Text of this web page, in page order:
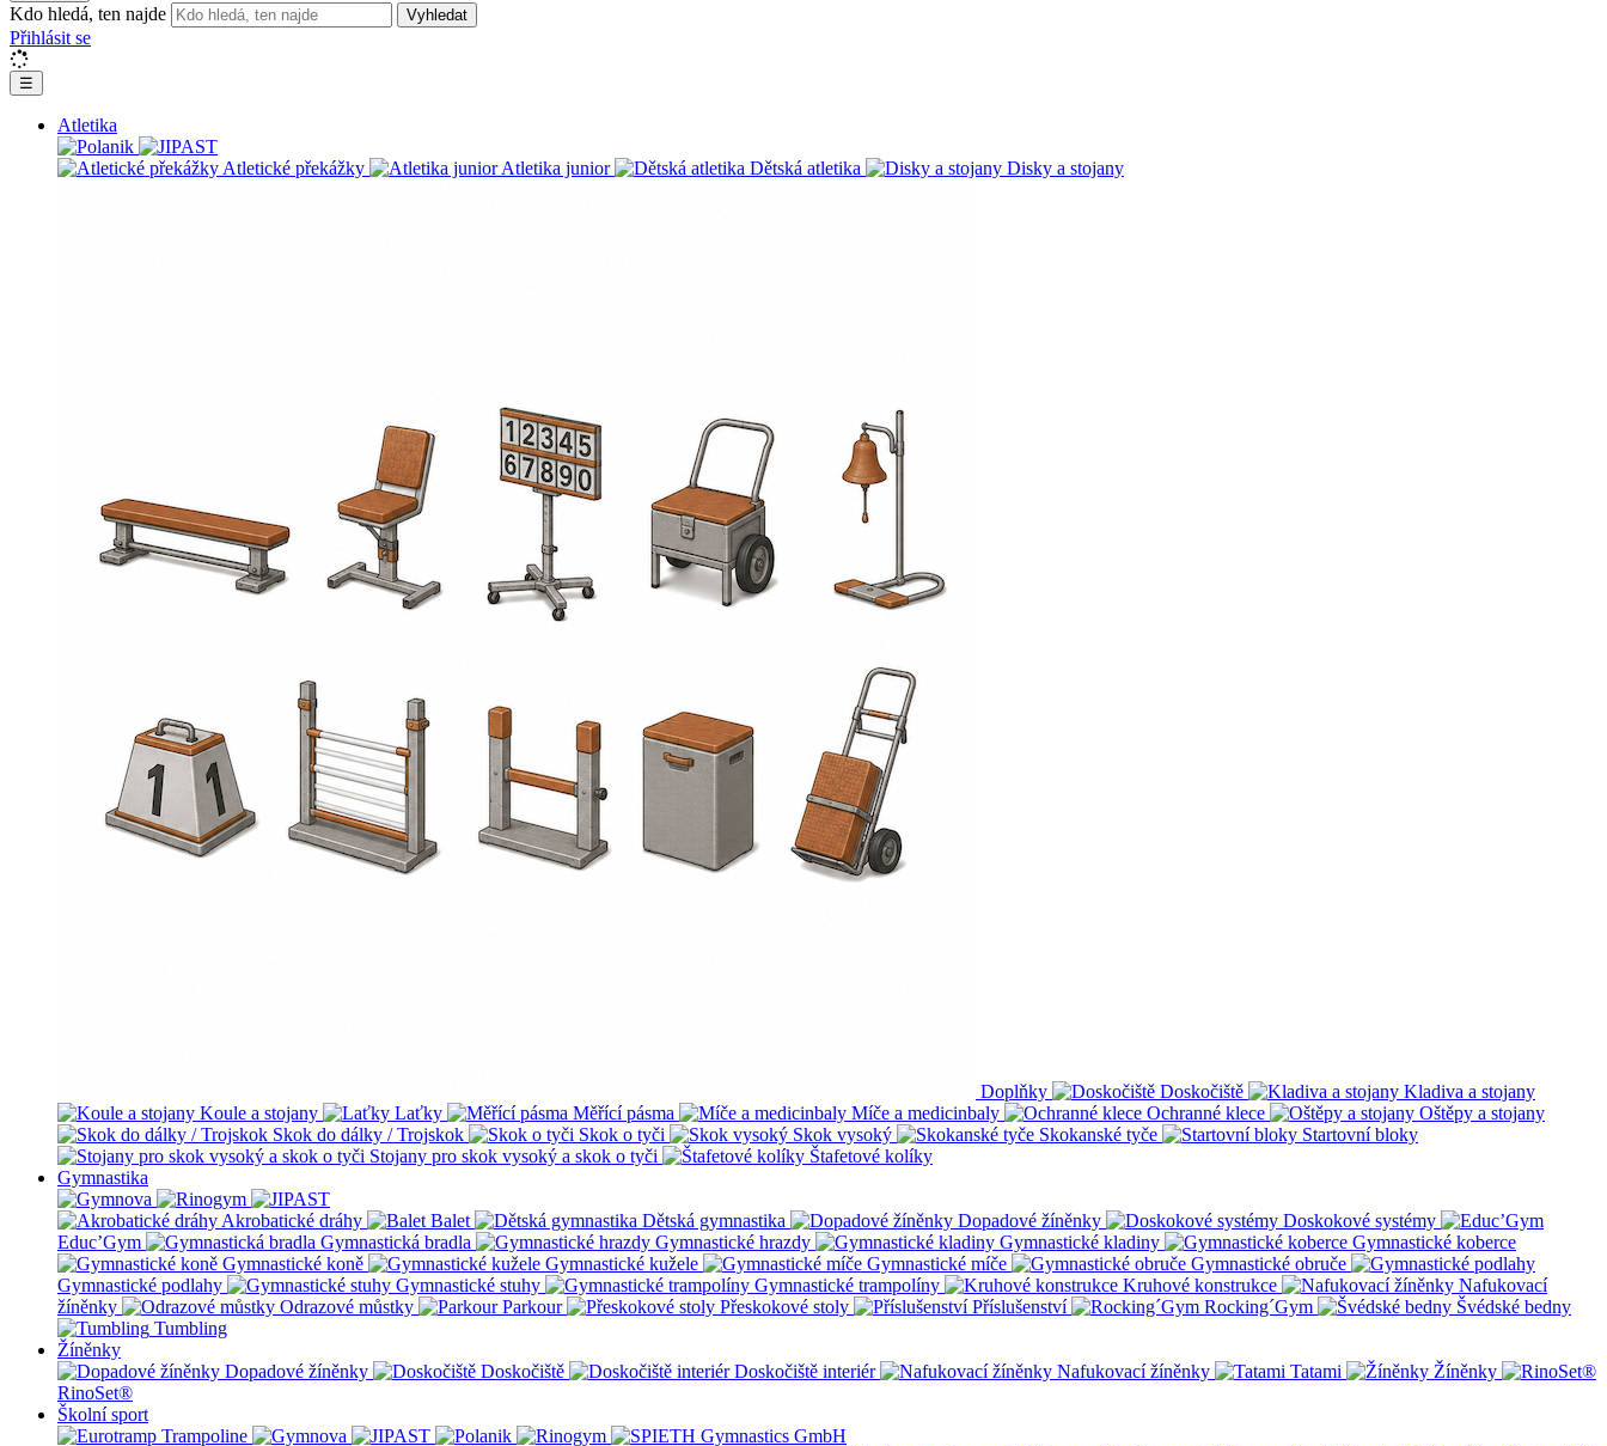
Kdo hledá, ten najde Vyhledat
Přihlásit se
☰
Atletika
Atletické překážky Atletika junior Dětská atletika Disky a stojany
Doplňky Doskočiště
Kladiva a stojany
Koule a stojany
Laťky Měřící pásma Míče a medicinbaly Ochranné klece
Oštěpy a stojany
Skok do dálky / Trojskok
Skok o tyči Skok vysoký Skokanské tyče
Startovní bloky
Stojany pro skok vysoký a skok o tyči
Štafetové kolíky
Gymnastika
Akrobatické dráhy Balet Dětská gymnastika Dopadové žíněnky
Doskokové systémy
Educ’Gym
Gymnastická bradla Gymnastické hrazdy Gymnastické kladiny
Gymnastické koberce
Gymnastické koně
Gymnastické kužele Gymnastické míče
Gymnastické obruče
Gymnastické podlahy
Gymnastické stuhy Gymnastické trampolíny Kruhové konstrukce
Nafukovací
žíněnky
Odrazové můstky Parkour Přeskokové stoly Příslušenství Rocking´Gym
Švédské bedny
Tumbling
Žíněnky
Dopadové žíněnky
Doskočiště Doskočiště interiér Nafukovací žíněnky Tatami
Žíněnky
RinoSet®
Školní sport